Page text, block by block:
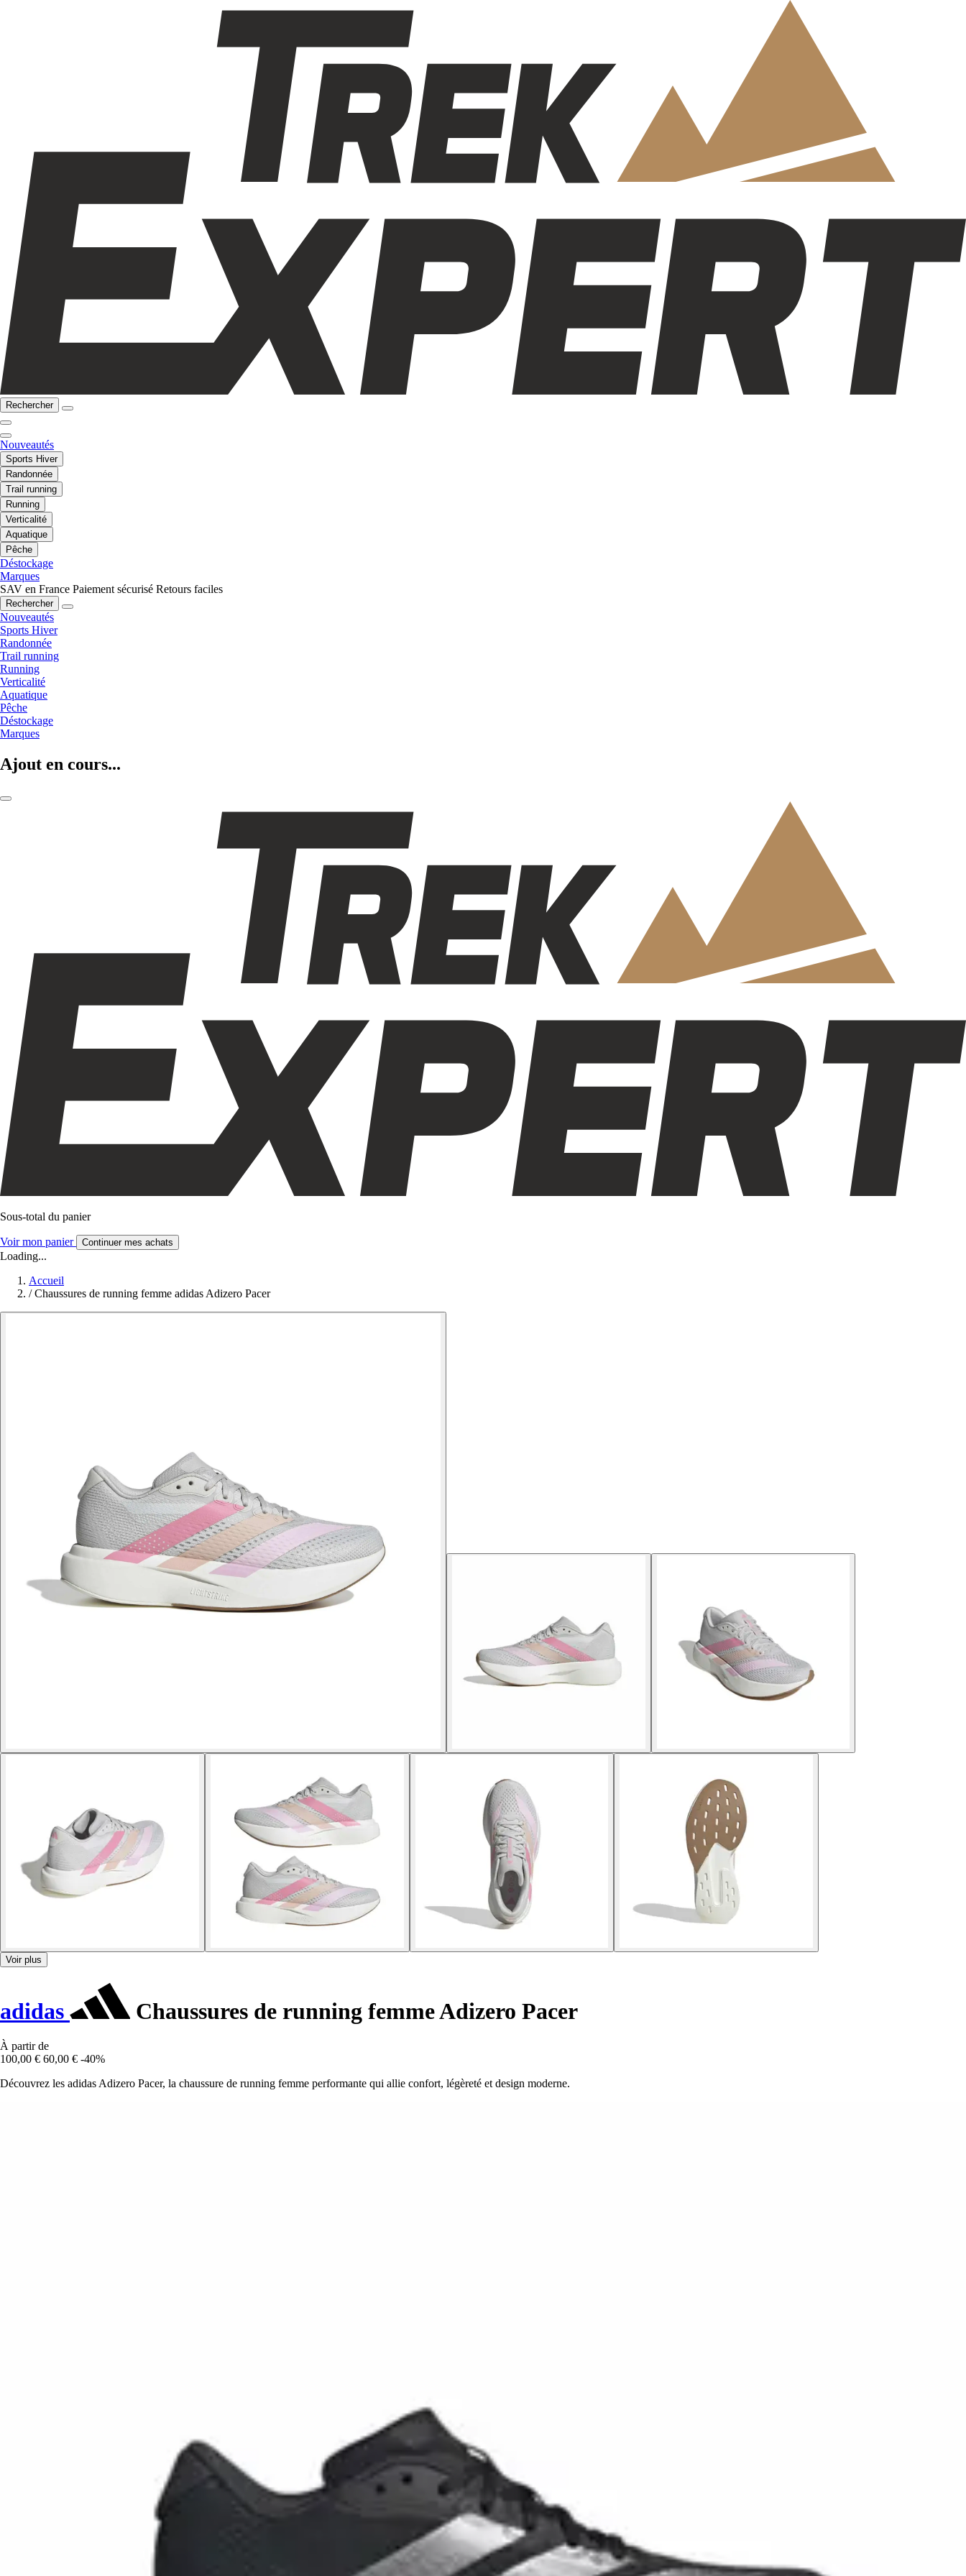
Rechercher
Nouveautés
Sports Hiver
Randonnée
Trail running
Running
Verticalité
Aquatique
Pêche
Déstockage
Marques
SAV en France Paiement sécurisé Retours faciles
Rechercher
Nouveautés
Sports Hiver
Randonnée
Trail running
Running
Verticalité
Aquatique
Pêche
Déstockage
Marques
Ajout en cours...
Sous-total du panier
Voir mon panier Continuer mes achats
Loading...
Accueil
/ Chaussures de running femme adidas Adizero Pacer
Voir plus
adidas Chaussures de running femme Adizero Pacer
À partir de
100,00 € 60,00 € -40%
Découvrez les adidas Adizero Pacer, la chaussure de running femme performante qui allie confort, légèreté et design moderne.